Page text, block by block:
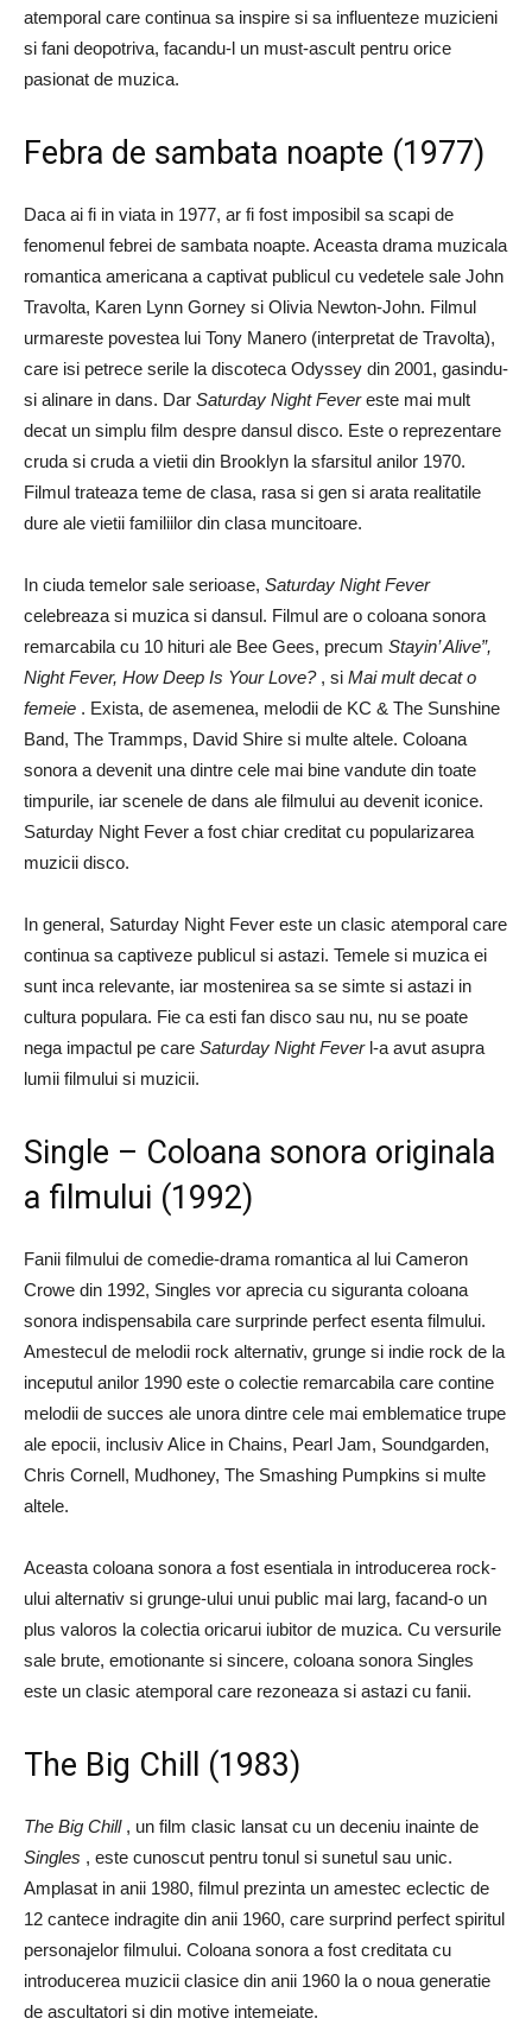
atemporal care continua sa inspire si sa influenteze muzicieni
si fani deopotriva, facandu-l un must-ascult pentru orice
pasionat de muzica.
Febra de sambata noapte (1977)
Daca ai fi in viata in 1977, ar fi fost imposibil sa scapi de
fenomenul febrei de sambata noapte. Aceasta drama muzicala
romantica americana a captivat publicul cu vedetele sale John
Travolta, Karen Lynn Gorney si Olivia Newton-John. Filmul
urmareste povestea lui Tony Manero (interpretat de Travolta),
care isi petrece serile la discoteca Odyssey din 2001, gasindu-
si alinare in dans. Dar Saturday Night Fevereste mai mult
decat un simplu film despre dansul disco. Este o reprezentare
cruda si cruda a vietii din Brooklyn la sfarsitul anilor 1970.
Filmul trateaza teme de clasa, rasa si gen si arata realitatile
dure ale vietii familiilor din clasa muncitoare.
In ciuda temelor sale serioase, Saturday Night Fever
celebreaza si muzica si dansul. Filmul are o coloana sonora
remarcabila cu 10 hituri ale Bee Gees, precum Stayin’ Alive”,
Night Fever, How Deep Is Your Love? , si Mai mult decat o
femeie . Exista, de asemenea, melodii de KC & The Sunshine
Band, The Trammps, David Shire si multe altele. Coloana
sonora a devenit una dintre cele mai bine vandute din toate
timpurile, iar scenele de dans ale filmului au devenit iconice.
Saturday Night Fever a fost chiar creditat cu popularizarea
muzicii disco.
In general, Saturday Night Fever este un clasic atemporal care
continua sa captiveze publicul si astazi. Temele si muzica ei
sunt inca relevante, iar mostenirea sa se simte si astazi in
cultura populara. Fie ca esti fan disco sau nu, nu se poate
nega impactul pe care Saturday Night Feverl-a avut asupra
lumii filmului si muzicii.
Single – Coloana sonora originala
a filmului (1992)
Fanii filmului de comedie-drama romantica al lui Cameron
Crowe din 1992, Singles vor aprecia cu siguranta coloana
sonora indispensabila care surprinde perfect esenta filmului.
Amestecul de melodii rock alternativ, grunge si indie rock de la
inceputul anilor 1990 este o colectie remarcabila care contine
melodii de succes ale unora dintre cele mai emblematice trupe
ale epocii, inclusiv Alice in Chains, Pearl Jam, Soundgarden,
Chris Cornell, Mudhoney, The Smashing Pumpkins si multe
altele.
Aceasta coloana sonora a fost esentiala in introducerea rock-
ului alternativ si grunge-ului unui public mai larg, facand-o un
plus valoros la colectia oricarui iubitor de muzica. Cu versurile
sale brute, emotionante si sincere, coloana sonora Singles
este un clasic atemporal care rezoneaza si astazi cu fanii.
The Big Chill (1983)
The Big Chill, un film clasic lansat cu un deceniu inainte de
Singles , este cunoscut pentru tonul si sunetul sau unic.
Amplasat in anii 1980, filmul prezinta un amestec eclectic de
12 cantece indragite din anii 1960, care surprind perfect spiritul
personajelor filmului. Coloana sonora a fost creditata cu
introducerea muzicii clasice din anii 1960 la o noua generatie
de ascultatori si din motive intemeiate.